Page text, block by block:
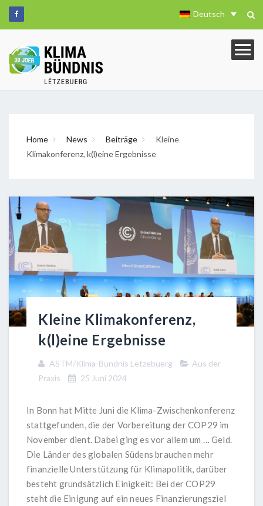
Deutsch
Home News Beiträge
Kleine
Klimakonferenz, k(l)eine Ergebnisse
Kleine Klimakonferenz,
k(l)eine Ergebnisse
ASTM/Klima-Bündnis Lëtzebuerg
Aus der
Praxis
25 Juni 2024
In Bonn hat Mitte Juni die Klima-Zwischenkonferenz
stattgefunden, die der Vorbereitung der COP29 im
November dient. Dabei ging es vor allem um … Geld.
Die Länder des globalen Südens brauchen mehr
finanzielle Unterstützung für Klimapolitik, darüber
besteht grundsätzlich Einigkeit: Bei der COP29
steht die Einigung auf ein neues Finanzierungsziel